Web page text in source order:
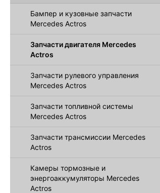
Бампер и кузовные запчасти
Mercedes Actros
Запчасти двигателя Mercedes
Actros
Запчасти рулевого управления
Mercedes Actros
Запчасти топливной системы
Mercedes Actros
Запчасти трансмиссии Mercedes
Actros
Камеры тормозные и
энергоаккумуляторы Mercedes
Actros